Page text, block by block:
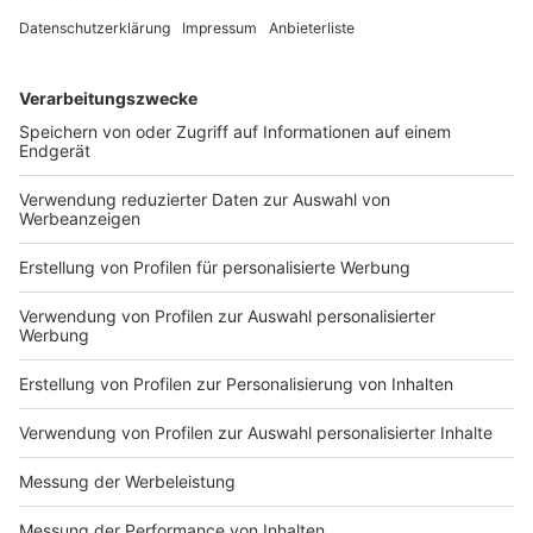
Recyclinghaus am Christbusch
Anzeige
Am Christbusch
entsteht ein Wohngebäude für
Menschen mit Behinderung und Demenz. Ein früheres
Industriegelände wird umgestaltet. Das Projekt sieht
Wohngemeinschaften und Übergangswohnungen vor.
Außerdem soll auf einem Grundstück gegenüber ein
mehr als 20 Meter hohes Mehrfamilienhaus mit 14